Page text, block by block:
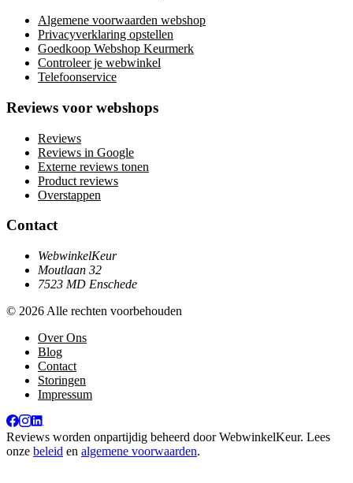
Algemene voorwaarden webshop
Privacyverklaring opstellen
Goedkoop Webshop Keurmerk
Controleer je webwinkel
Telefoonservice
Reviews voor webshops
Reviews
Reviews in Google
Externe reviews tonen
Product reviews
Overstappen
Contact
WebwinkelKeur
Moutlaan 32
7523 MD Enschede
© 2026 Alle rechten voorbehouden
Over Ons
Blog
Contact
Storingen
Impressum
Reviews worden onpartijdig beheerd doorWebwinkelKeur. Lees
onze beleid en algemene voorwaarden.